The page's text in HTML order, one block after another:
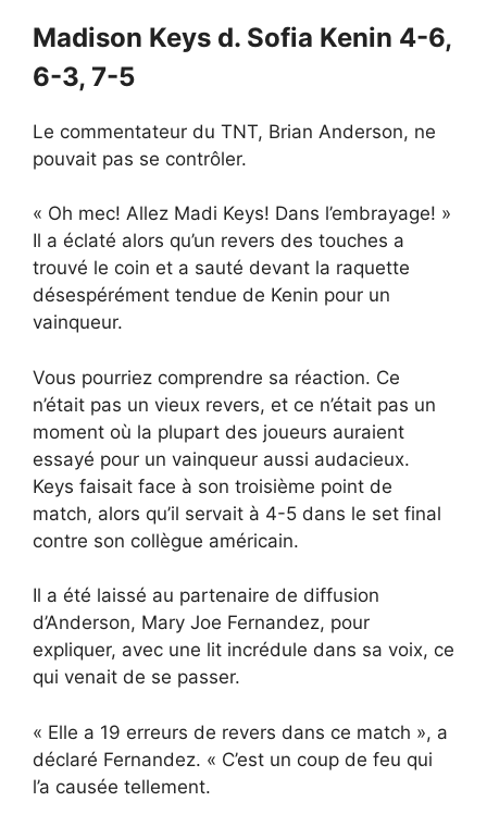
Madison Keys d. Sofia Kenin 4-6,
6-3, 7-5
Le commentateur du TNT, Brian Anderson, ne
pouvait pas se contrôler.
« Oh mec! Allez Madi Keys! Dans l’embrayage! »
Il a éclaté alors qu’un revers des touches a
trouvé le coin et a sauté devant la raquette
désespérément tendue de Kenin pour un
vainqueur.
Vous pourriez comprendre sa réaction. Ce
n’était pas un vieux revers, et ce n’était pas un
moment où la plupart des joueurs auraient
essayé pour un vainqueur aussi audacieux.
Keys faisait face à son troisième point de
match, alors qu’il servait à 4-5 dans le set final
contre son collègue américain.
Il a été laissé au partenaire de diffusion
d’Anderson, Mary Joe Fernandez, pour
expliquer, avec une lit incrédule dans sa voix, ce
qui venait de se passer.
« Elle a 19 erreurs de revers dans ce match », a
déclaré Fernandez. « C’est un coup de feu qui
l’a causée tellement.